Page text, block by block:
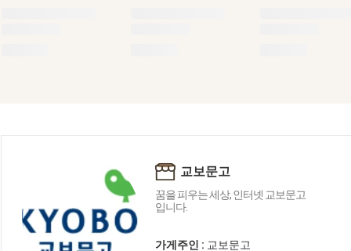
교보문고
꿈을 피우는 세상, 인터넷 교보문고
입니다.
가게주인 : 교보문고